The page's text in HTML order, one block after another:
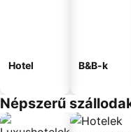
Hotel B&B-k
Népszerű